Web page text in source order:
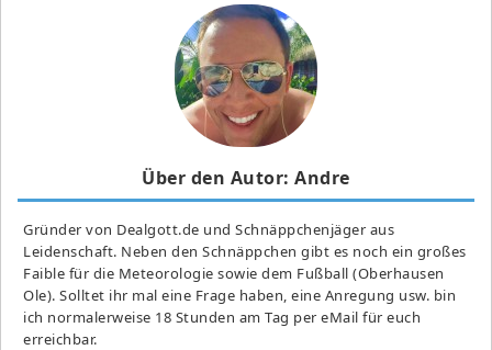
Über den Autor: Andre
Gründer von Dealgott.de und Schnäppchenjäger aus
Leidenschaft. Neben den Schnäppchen gibt es noch ein großes
Fai­ble für die Meteorologie sowie dem Fußball (Oberhausen
Ole). Solltet ihr mal eine Frage haben, eine Anregung usw. bin
ich normalerweise 18 Stunden am Tag per eMail für euch
erreichbar.